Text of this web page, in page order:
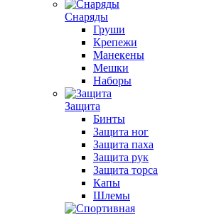
Снаряды
Груши
Крепежи
Манекены
Мешки
Наборы
Защита
Бинты
Защита ног
Защита паха
Защита рук
Защита торса
Капы
Шлемы